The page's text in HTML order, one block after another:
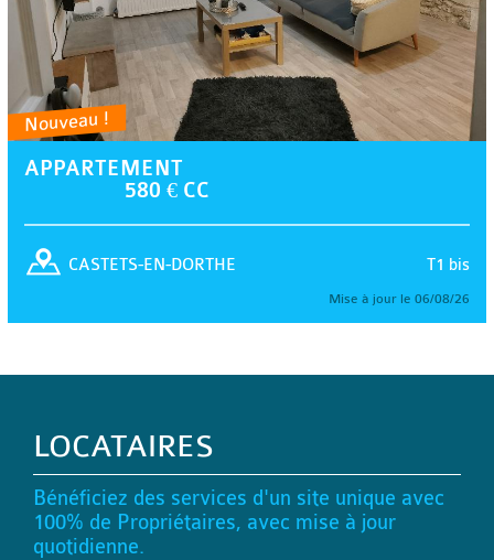
Nouveau !
APPARTEMENT
580 € CC
T1 bis
CASTETS-EN-DORTHE
Mise à jour le 06/08/26
LOCATAIRES
Bénéficiez des services d'un site unique avec
100% de Propriétaires, avec mise à jour
quotidienne.